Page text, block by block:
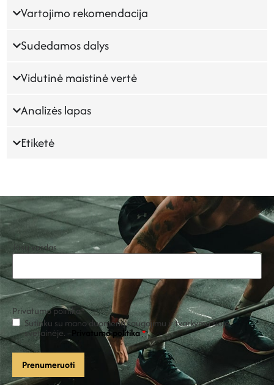
Vartojimo rekomendacija
Sudedamos dalys
Vidutinė maistinė vertė
Analizės lapas
Etiketė
Jūsų vardas
Privatumo politika*
Sutinku su mano duomenų saugojimu ir tvarkymu šioje
svetainėje. - Privatumo politika*